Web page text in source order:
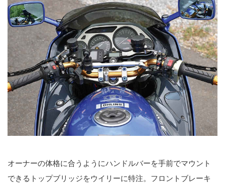
オーナーの体格に合うようにハンドルバーを手前でマウント
できるトップブリッジをウイリーに特注。フロントブレーキ